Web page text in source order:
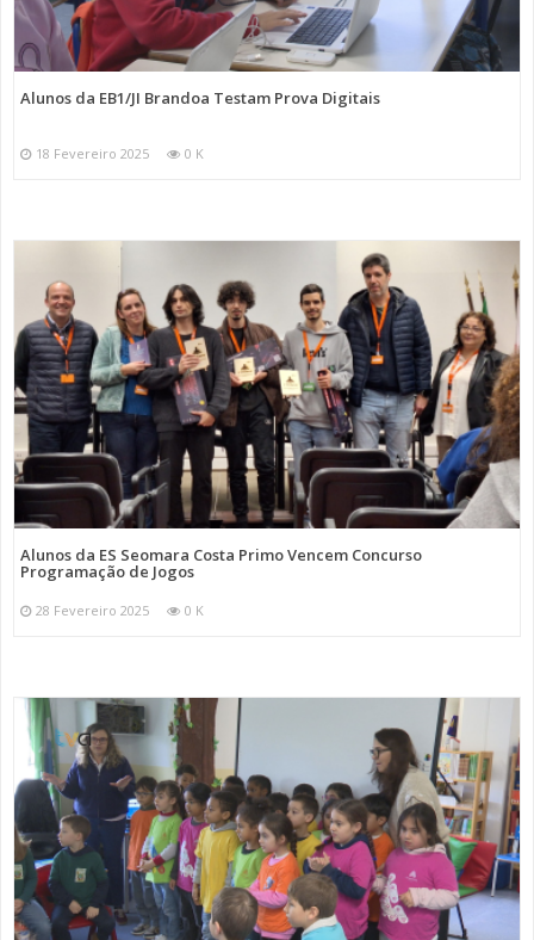
Alunos da EB1/JI Brandoa Testam Prova Digitais
18 Fevereiro 2025 0 K
Alunos da ES Seomara Costa Primo Vencem Concurso
Programação de Jogos
28 Fevereiro 2025 0 K